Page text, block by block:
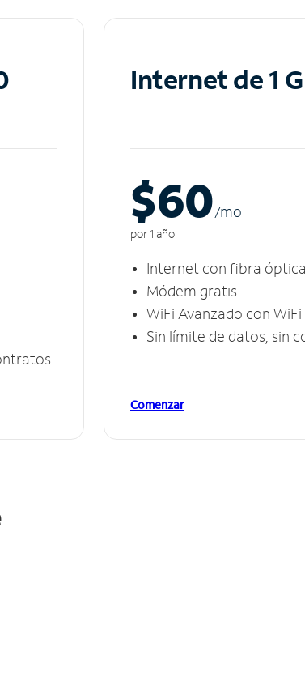
Internet de 1
$60/mo
por 1 año
Internet con fibra óptica
Módem gratis
WiFi Avanzado con WiFi
Sin límite de datos, sin
Comenzar